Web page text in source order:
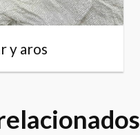
y aros